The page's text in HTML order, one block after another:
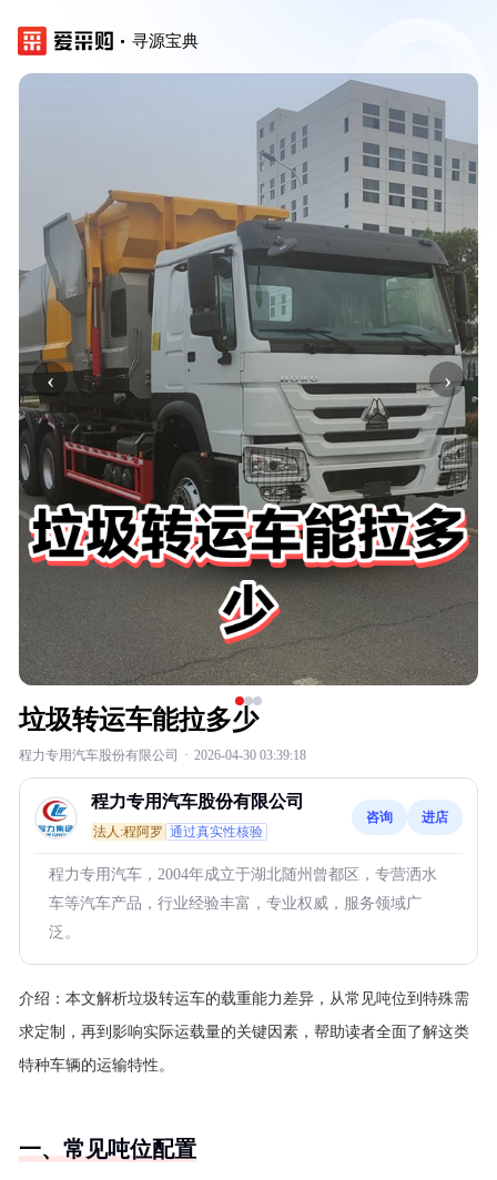
寻源宝典
‹ ›
垃圾转运车能拉多少
程力专用汽车股份有限公司 · 2026-04-30 03:39:18
程力专用汽车股份有限公司
法人:程阿罗 通过真实性核验
咨询 进店
程力专用汽车，2004年成立于湖北随州曾都区，专营洒水
车等汽车产品，行业经验丰富，专业权威，服务领域广
泛。
介绍： 本文解析垃圾转运车的载重能力差异，从常见吨位到特殊需
求定制，再到影响实际运载量的关键因素，帮助读者全面了解这类
特种车辆的运输特性。
一、常见吨位配置